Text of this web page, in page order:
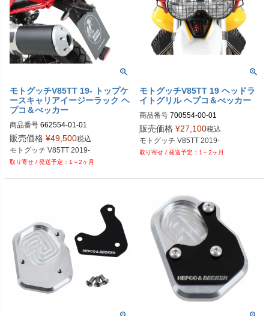
モトグッチV85TT 19- トップケ
ースキャリアイージーラック ヘ
プコ＆べッカー
商品番号 662554-01-01
M品番：662554 01 01
EURO品番：hb_662554_01_01
販売価格 ¥49,500税込
モトグッチ V85TT 2019-
1～2ヶ月
モトグッチV85TT 19 ヘッドラ
イトグリル ヘプコ＆べッカー
商品番号 700554-00-01
M品番：700554 00 01
EURO品番：hb_700554_00_01
販売価格 ¥27,100税込
モトグッチ V85TT 2019-
1～2ヶ月